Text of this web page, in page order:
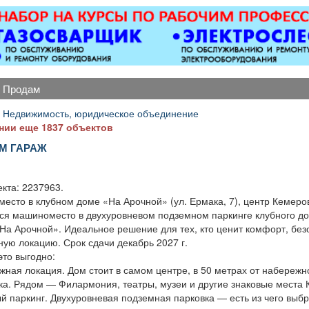
ворота; все
сварочных работ;
работы
сложности.
скидка
10%.
апартаментов.
-Комплектация номеров
всем необходимым
перед заселением
постояльцев. -Смена
постельного белья и
растений. -Проверка
-Пополнение запаса
предметов личной
гигиены, а также мини-
бара. -Уборка зон
служебных помещений.
-Выполнение
отдельных поручений
ворота; все
сварочных работ;
работы
сложности.
скидка
10%.
апартаментов.
-Комплектация номеров
всем необходимым
перед заселением
постояльцев. -Смена
постельного белья и
растений. -Проверка
-Пополнение запаса
предметов личной
гигиены, а также мини-
бара. -Уборка зон
служебных помещений.
-Выполнение
отдельных поручений
продам
юридическое объединение
еще 1837 объектов
ГАРАЖ
2237963.
в клубном доме «На Арочной» (ул. Ермака, 7), центр
машиноместо в двухуровневом подземном паркинге клубного
Арочной». Идеальное решение для тех, кто ценит комфорт,
локацию. Срок сдачи декабрь 2027 г.
выгодно:
локация. Дом стоит в самом центре, в 50 метрах от
Рядом — Филармония, театры, музеи и другие знаковые места
паркинг. Двухуровневая подземная парковка — есть из чего